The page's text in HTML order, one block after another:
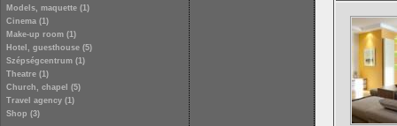
Models, maquette (1)
Cinema (1)
Make-up room (1)
Hotel, guesthouse (5)
Szépségcentrum (1)
Theatre (1)
Church, chapel (5)
Travel agency (1)
Shop (3)